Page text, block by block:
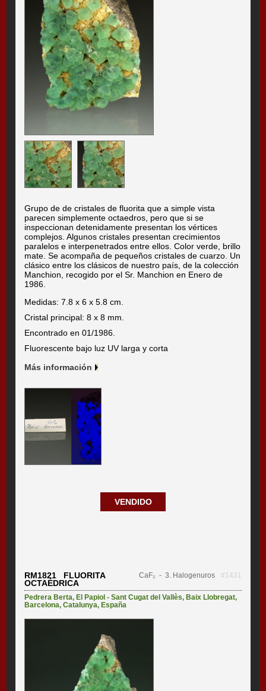
Grupo de de cristales de fluorita que a simple vista
parecen simplemente octaedros, pero que si se
inspeccionan detenidamente presentan los vértices
complejos. Algunos cristales presentan crecimientos
paralelos e interpenetrados entre ellos. Color verde, brillo
mate. Se acompaña de pequeños cristales de cuarzo. Un
clásico entre los clásicos de nuestro país, de la colección
Manchion, recogido por el Sr. Manchion en Enero de
1986.
Medidas: 7.8 x 6 x 5.8 cm.
Cristal principal: 8 x 8 mm.
Encontrado en 01/1986.
Fluorescente bajo luz UV larga y corta
Más información
VENDIDO
RM1821 FLUORITA
OCTAÉDRICA
CaF₂ - 3. Halogenuros #1431
Pedrera Berta, El Papiol - Sant Cugat del Vallès, Baix Llobregat,
Barcelona,Catalunya, España